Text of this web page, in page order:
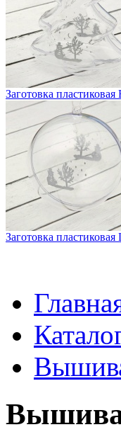
Заготовка
Заготовка